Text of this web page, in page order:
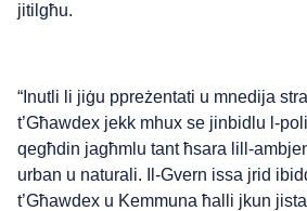
jitilgħu.
“Inutli li jiġu ppreżentati u mnedija
t’Għawdex jekk mhux se jinbidlu l-
qegħdin jagħmlu tant ħsara lill-
urban u naturali. Il-Gvern issa jrid
t’Għawdex u Kemmuna ħalli jkun